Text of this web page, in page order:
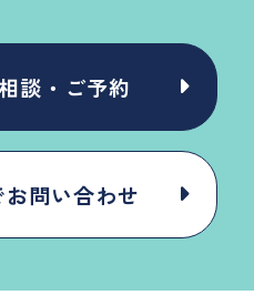
談・ご予約
問い合わせ